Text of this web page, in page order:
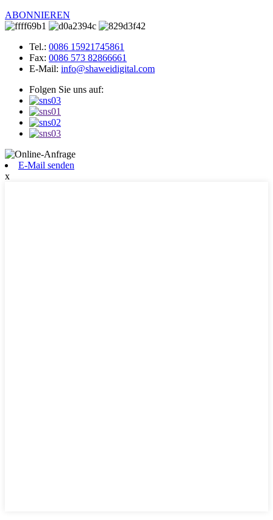
ABONNIEREN
Tel.: 0086 15921745861
Fax: 0086 573 82866661
E-Mail: info@shaweidigital.com
Folgen Sie uns auf:
E-Mail senden
x